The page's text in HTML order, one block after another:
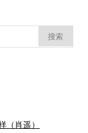
（肖遥）